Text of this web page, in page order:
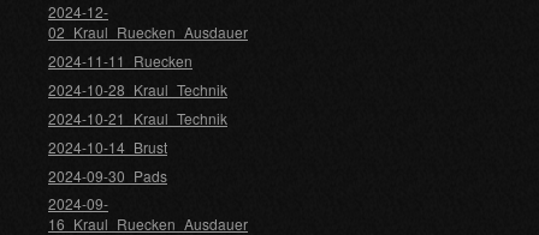
2024-12-
02_Kraul_Ruecken_Ausdauer
2024-11-11_Ruecken
2024-10-28_Kraul_Technik
2024-10-21_Kraul_Technik
2024-10-14_Brust
2024-09-30_Pads
2024-09-
16_Kraul_Ruecken_Ausdauer